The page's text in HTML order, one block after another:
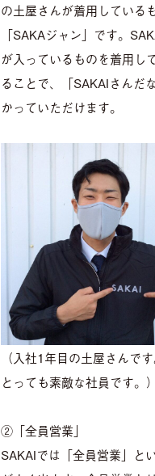
の土屋さんが着用している
「SAKAジャン」です。
が入っているものを着用し
ることで、「SAKAIさんだ
かっていただけます。
（入社1年目の土屋さんで
とっても素敵な社員です。）
②「全員営業」
SAKAIでは「全員営業」と